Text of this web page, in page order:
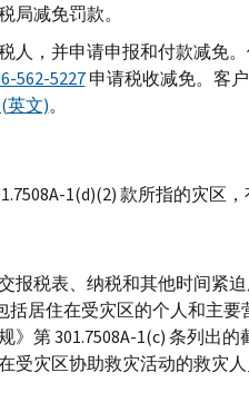
局减免罚款。
人，并申请申报和付款减免
562-5227申请税收减免。客
英文)。
A-1(d)(2) 款所指的灾区，
报税表、纳税和其他时间紧
括居住在受灾区的个人和主
》第 301.7508A-1(c) 条列出的
受灾区协助救灾活动的救灾